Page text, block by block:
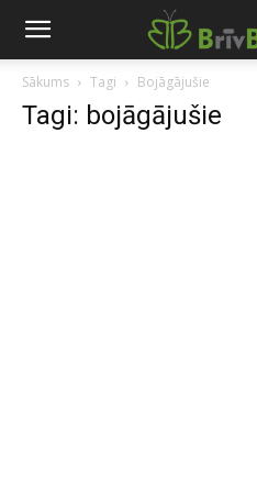
Sākums Tagi Bojāgājušie
Tagi: bojāgājušie